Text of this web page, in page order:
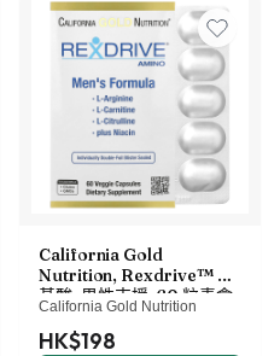
California Gold
Nutrition, Rexdrive™ 氨
基酸，男性支援，60 粒素食
膠囊
California Gold Nutrition
HK$198